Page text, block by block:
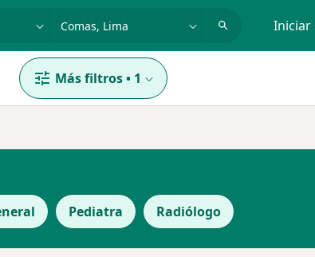
o nombre Iniciar
Más filtros• 1
Pediatra Radiólogo